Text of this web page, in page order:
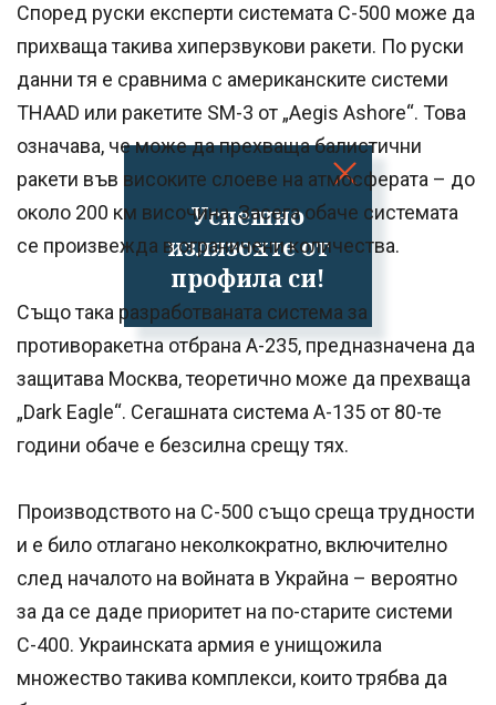
Успешно
излязохте от
профила си!
Според руски експерти системата С-500 може да
прихваща такива хиперзвукови ракети. По руски
данни тя е сравнима с американските системи
THAAD или ракетите SM-3 от „Aegis Ashore“. Това
означава, че може да прехваща балистични
ракети във високите слоеве на атмосферата – до
около 200 км височина. Засега обаче системата
се произвежда в ограничени количества.
Също така разработваната система за
противоракетна отбрана A-235, предназначена да
защитава Москва, теоретично може да прехваща
„Dark Eagle“. Сегашната система A-135 от 80-те
години обаче е безсилна срещу тях.
Производството на С-500 също среща трудности
и е било отлагано неколкократно, включително
след началото на войната в Украйна – вероятно
за да се даде приоритет на по-старите системи
С-400. Украинската армия е унищожила
множество такива комплекси, които трябва да